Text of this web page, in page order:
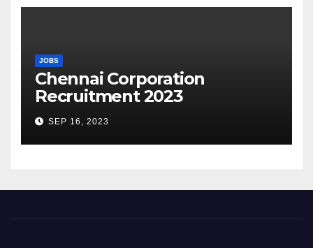
JOBS
Chennai Corporation
Recruitment 2023
SEP 16, 2023